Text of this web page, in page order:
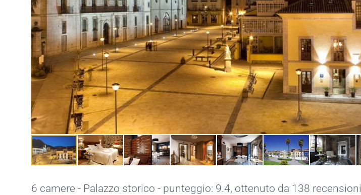
6 camere - Palazzo storico - punteggio: 9.4, ottenuto da 138 recensioni